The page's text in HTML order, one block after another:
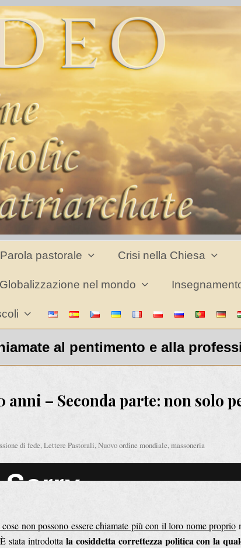
Parola pastorale Crisi nella Chiesa
Globalizzazione nel mondo
al pentimento e alla
– Seconda parte: non solo
di fede,Lettere Pastorali,Nuovo ordine mondiale, massoneria
Player
non possono essere chiamate più con il loro nome proprio
stata introdotta la cosiddetta correttezza politica con la